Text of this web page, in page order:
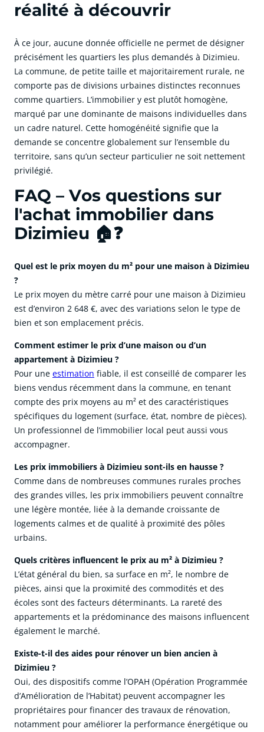
réalité à découvrir
À ce jour, aucune donnée officielle ne permet de désigner
précisément les quartiers les plus demandés à Dizimieu.
La commune, de petite taille et majoritairement rurale, ne
comporte pas de divisions urbaines distinctes reconnues
comme quartiers. L’immobilier y est plutôt homogène,
marqué par une dominante de maisons individuelles dans
un cadre naturel. Cette homogénéité signifie que la
demande se concentre globalement sur l’ensemble du
territoire, sans qu’un secteur particulier ne soit nettement
privilégié.
FAQ – Vos questions sur
l'achat immobilier dans
Dizimieu 🏠❓
Quel est le prix moyen du m² pour une maison à Dizimieu
?
Le prix moyen du mètre carré pour une maison à Dizimieu
est d’environ 2 648 €, avec des variations selon le type de
bien et son emplacement précis.
Comment estimer le prix d’une maison ou d’un
appartement à Dizimieu ?
Pour une estimation fiable, il est conseillé de comparer les
biens vendus récemment dans la commune, en tenant
compte des prix moyens au m² et des caractéristiques
spécifiques du logement (surface, état, nombre de pièces).
Un professionnel de l’immobilier local peut aussi vous
accompagner.
Les prix immobiliers à Dizimieu sont-ils en hausse ?
Comme dans de nombreuses communes rurales proches
des grandes villes, les prix immobiliers peuvent connaître
une légère montée, liée à la demande croissante de
logements calmes et de qualité à proximité des pôles
urbains.
Quels critères influencent le prix au m² à Dizimieu ?
L’état général du bien, sa surface en m², le nombre de
pièces, ainsi que la proximité des commodités et des
écoles sont des facteurs déterminants. La rareté des
appartements et la prédominance des maisons influencent
également le marché.
Existe-t-il des aides pour rénover un bien ancien à
Dizimieu ?
Oui, des dispositifs comme l’OPAH (Opération Programmée
d’Amélioration de l’Habitat) peuvent accompagner les
propriétaires pour financer des travaux de rénovation,
notamment pour améliorer la performance énergétique ou